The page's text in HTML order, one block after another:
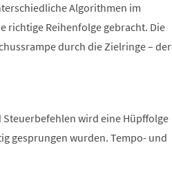
Algorithmen im
richtige Reihenfolge gebracht. Die
durch die Zielringe – der
wird eine Hüpffolge
gesprungen wurden. Tempo- und